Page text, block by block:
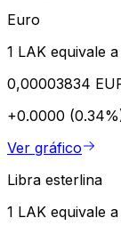
Euro
1 LAK equivale a
0,00003834
+0.0000
Ver gráfico
Libra esterlina
1 LAK equivale a